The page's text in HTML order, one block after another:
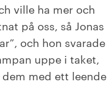
ville ha mer och
på oss, så Jonas
och hon svarade
uppe i taket,
med ett leende